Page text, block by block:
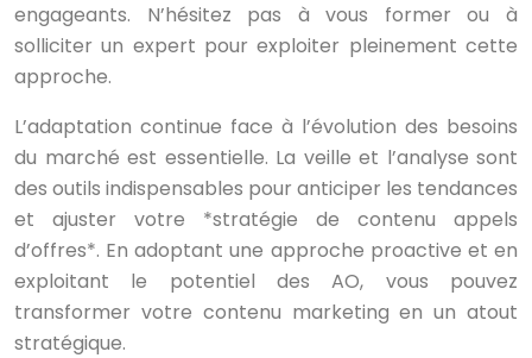
engageants. N’hésitez pas à vous former ou à
solliciter un expert pour exploiter pleinement cette
approche.
L’adaptation continue face à l’évolution des besoins
du marché est essentielle. La veille et l’analyse sont
des outils indispensables pour anticiper les tendances
et ajuster votre *stratégie de contenu appels
d’offres*. En adoptant une approche proactive et en
exploitant le potentiel des AO, vous pouvez
transformer votre contenu marketing en un atout
stratégique.